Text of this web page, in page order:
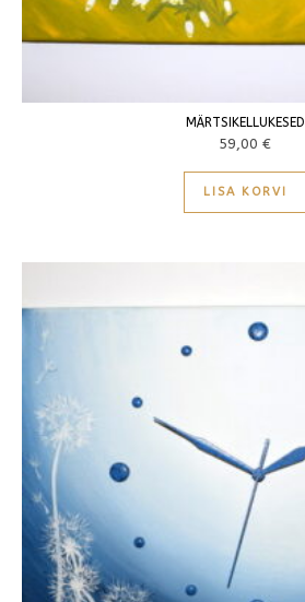
MÄRTSIKELLUKESED
59,00 €
LISA KORVI